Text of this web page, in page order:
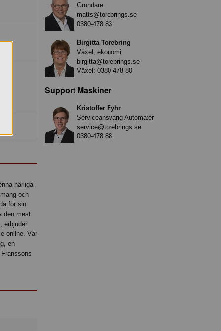
härliga
och
för sin
den mest
erbjuder
online. Vår
en
Grundare
matts@torebrings.se
0380-478 83
Birgitta Torebring
Växel, ekonomi
birgitta@torebrings.se
Växel: 0380-478 80
Support Maskiner
Kristoffer Fyhr
Serviceansvarig Automater
service@torebrings.se
0380-478 88